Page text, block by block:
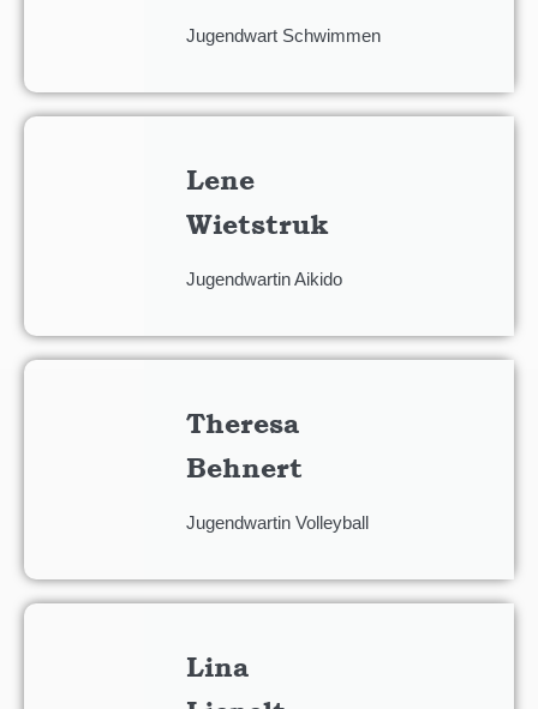
Jugendwart Schwimmen
Lene
Wietstruk
Jugendwartin Aikido
Theresa
Behnert
Jugendwartin Volleyball
Lina